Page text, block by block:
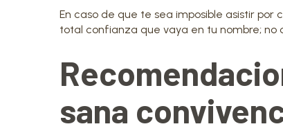
En caso de que te sea imposible asistir
total confianza que vaya en tu nombre;
sana